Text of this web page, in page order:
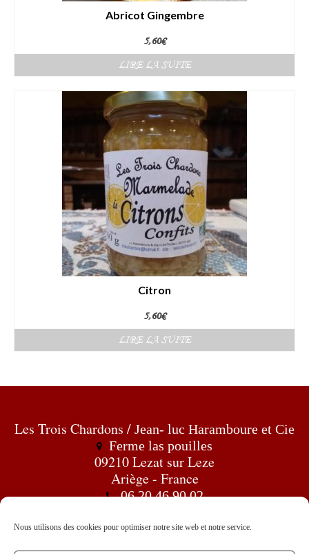
Nous utilisons des cookies pour optimiser notre site web et notre service.
Abricot Gingembre
5,60€
LIRE LA SUITE
Citron
5,60€
LIRE LA SUITE
Les Trois Chardons / Jean- luc Haramboure et Cie
Ferme las pouilles
09210 Lezat sur Leze
Ariège - France
06 20 46 90 02
Les Trois Chardons